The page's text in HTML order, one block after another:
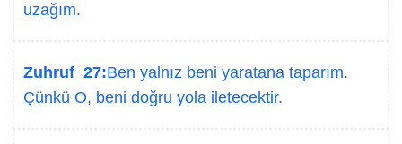
uzağım.
Zuhruf 27:Ben yalnız beni yaratana taparım.
Çünkü O, beni doğru yola iletecektir.